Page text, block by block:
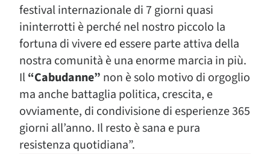
festival internazionale di 7 giorni quasi
ininterrotti è perché nel nostro piccolo la
fortuna di vivere ed essere parte attiva della
nostra comunità è una enorme marcia in più.
Il“Cabudanne” non è solo motivo di orgoglio
ma anche battaglia politica, crescita, e
ovviamente, di condivisione di esperienze 365
giorni all’anno. Il resto è sana e pura
resistenza quotidiana”.